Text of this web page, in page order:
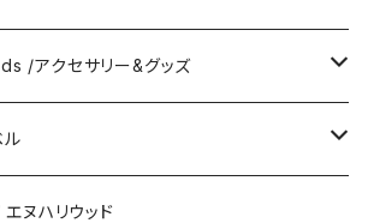
ポロシャツ
ポロシャツ
/アクセサリー&グッズ
ル
ーマネント
ヌハリウッド